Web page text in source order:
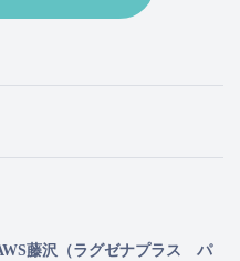
藤沢（ラグゼナプラス パ